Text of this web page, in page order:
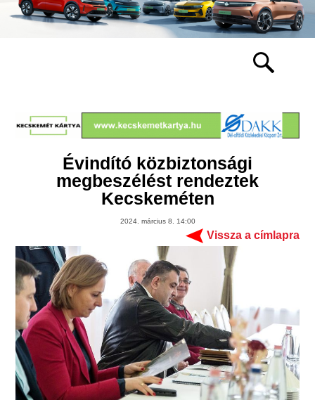
Évindító közbiztonsági
megbeszélést rendeztek
Kecskeméten
2024. március 8. 14:00
Vissza a címlapra